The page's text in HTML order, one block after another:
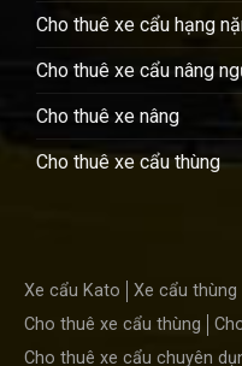
Cho thuê xe cẩu hạng
Cho thuê xe cẩu nâng
Cho thuê xe nâng
Cho thuê xe cẩu thùng
Xe cẩu Kato Xe cẩu thùng
Cho thuê xe cẩu thùng
Cho thuê xe cẩu chuyên